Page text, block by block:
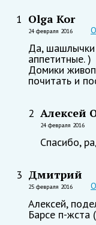
1 Olga Kor
24 февраля 2016
Да, шашлычки
аппетитные. )
Домики
почитать и
2 Алексей
24 февраля 2016
Спасибо,
3 Дмитрий
25 февраля 2016
Алексей,
Барсе п-жста